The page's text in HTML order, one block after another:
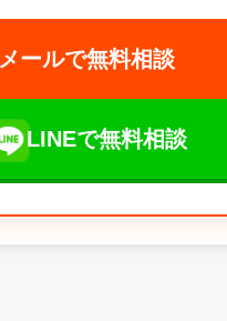
メールで無料相談
LINEで無料相談